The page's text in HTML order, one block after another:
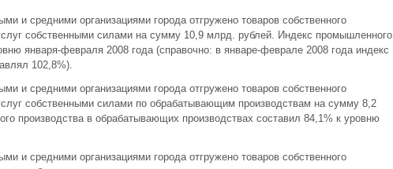
и средними организациями города отгружено товаров собственного
собственными силами на сумму 10,9 млрд. рублей. Индекс промышленного
января-февраля 2008 года (справочно: в январе-феврале 2008 года индекс
102,8%).
и средними организациями города отгружено товаров собственного
собственными силами по обрабатывающим производствам на сумму 8,2
производства в обрабатывающих производствах составил 84,1% к уровню
и средними организациями города отгружено товаров собственного